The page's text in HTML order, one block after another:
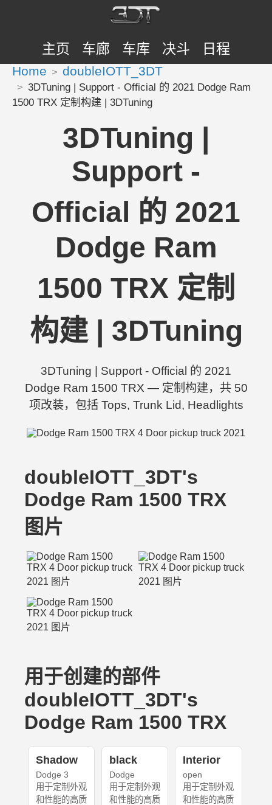
主页 车廊 车库 决斗 日程
Home doubleIOTT_3DT
3DTuning | Support - Official 的 2021 Dodge Ram
1500 TRX 定制构建 | 3DTuning
3DTuning |
Support -
Official 的 2021
Dodge Ram
1500 TRX 定制
构建 | 3DTuning
3DTuning | Support - Official 的 2021
Dodge Ram 1500 TRX — 定制构建，共 50
项改装，包括 Tops, Trunk Lid, Headlights
doubleIOTT_3DT's
Dodge Ram 1500 TRX
图片
用于创建的部件
doubleIOTT_3DT's
Dodge Ram 1500 TRX
Shadow
Dodge 3
用于定制外观
和性能的高质
black
Dodge
用于定制外观
和性能的高质
Interior
open
用于定制外观
和性能的高质